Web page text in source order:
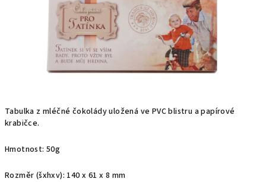
Tabulka z mléčné čokolády uložená ve PVC blistru a papírové
krabičce.
Hmotnost: 50g
Rozměr (šxhxv): 140 x 61 x 8 mm